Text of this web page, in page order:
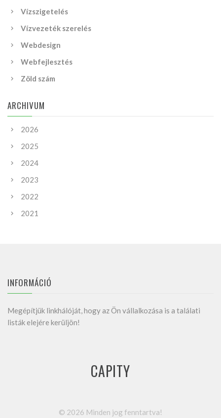
Vízszigetelés
Vízvezeték szerelés
Webdesign
Webfejlesztés
Zöld szám
ARCHIVUM
2026
2025
2024
2023
2022
2021
INFORMÁCIÓ
Megépítjük linkhálóját, hogy az Ön vállalkozása is a találati
listák elejére kerüljön!
CAPITY
© 2026 Minden jog fenntartva!